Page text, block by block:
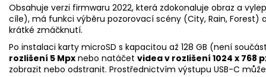
Obsahuje verzi firmwaru 2022, která zdokonaluje obraz a
cíle), má funkci výběru pozorovací scény (City, Rain,
krátké zmáčknutí.
Po instalaci karty microSD s kapacitou až 128 GB (není
rozlišení 5 Mpx nebo natáčet videa v rozlišení 1024 x 768
zobrazit nebo odstranit. Prostřednictvím výstupu USB-C